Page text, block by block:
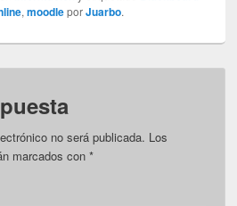
,moodleporJuarbo.
no será publicada. Los
marcados con*